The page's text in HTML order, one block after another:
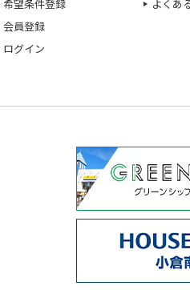
希望条件登録
会員登録
ログイン
よくあ